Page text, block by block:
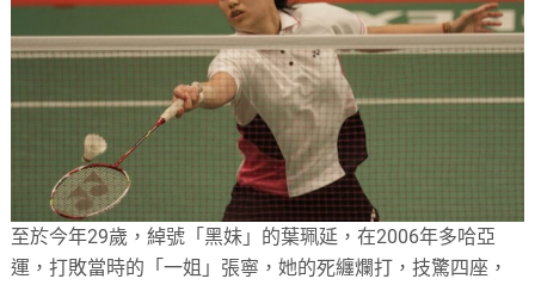
至於今年29歲，綽號「黑妹」的葉珮延，在2006年多哈亞
運，打敗當時的「一姐」張寧，她的死纏爛打，技驚四座，